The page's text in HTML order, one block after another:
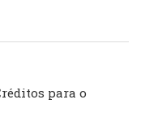
para o